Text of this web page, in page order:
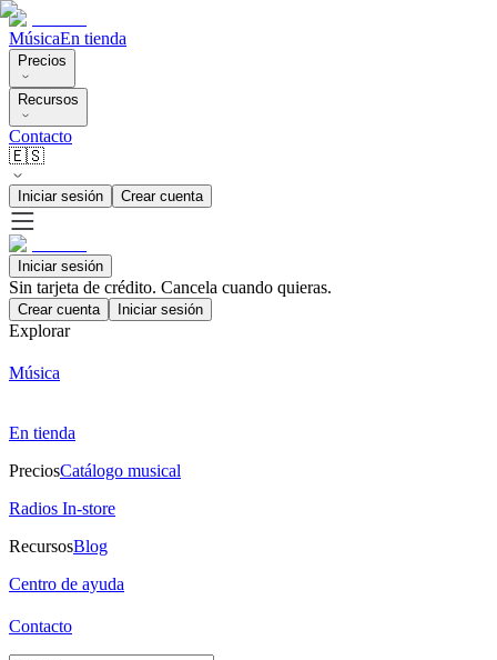
MúsicaEn tienda
Precios
Recursos
Contacto
🇪🇸
Iniciar sesión Crear cuenta
Iniciar sesión
Sin tarjeta de crédito. Cancela cuando quieras.
Crear cuenta Iniciar sesión
Explorar
Música
En tienda
PreciosCatálogo musical
Radios In-store
RecursosBlog
Centro de ayuda
Contacto